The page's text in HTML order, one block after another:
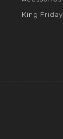
King Friday